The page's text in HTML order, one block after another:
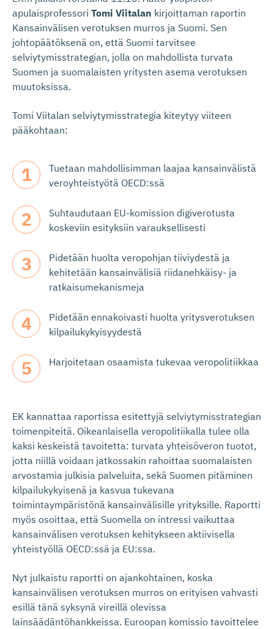
apulaisprofessori Tomi Viitalan kirjoittaman raportin
Kansainvälisen verotuksen murros ja Suomi. Sen
johtopäätöksenä on, että Suomi tarvitsee
selviytymisstrategian, jolla on mahdollista turvata
Suomen ja suomalaisten yritysten asema verotuksen
muutoksissa.
Tomi Viitalan selviytymisstrategia kiteytyy viiteen
pääkohtaan:
Tuetaan mahdollisimman laajaa kansainvälistä
veroyhteistyötä OECD:ssä
Suhtaudutaan EU-komission digiverotusta
koskeviin esityksiin varauksellisesti
Pidetään huolta veropohjan tiiviydestä ja
kehitetään kansainvälisiä riidanehkäisy- ja
ratkaisumekanismeja
Pidetään ennakoivasti huolta yritysverotuksen
kilpailukykyisyydestä
Harjoitetaan osaamista tukevaa veropolitiikkaa
EK kannattaa raportissa esitettyjä selviytymisstrategian
toimenpiteitä. Oikeanlaisella veropolitiikalla tulee olla
kaksi keskeistä tavoitetta: turvata yhteisöveron tuotot,
jotta niillä voidaan jatkossakin rahoittaa suomalaisten
arvostamia julkisia palveluita, sekä Suomen pitäminen
kilpailukykyisenä ja kasvua tukevana
toimintaympäristönä kansainvälisille yrityksille. Raportti
myös osoittaa, että Suomella on intressi vaikuttaa
kansainvälisen verotuksen kehitykseen aktiivisella
yhteistyöllä OECD:ssä ja EU:ssa.
Nyt julkaistu raportti on ajankohtainen, koska
kansainvälisen verotuksen murros on erityisen vahvasti
esillä tänä syksynä vireillä olevissa
lainsäädäntöhankkeissa. Euroopan komissio tavoittelee